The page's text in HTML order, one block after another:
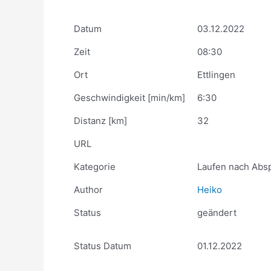
Datum
03.12.2022
Zeit
08:30
Ort
Ettlingen
Geschwindigkeit [min/km]
6:30
Distanz [km]
32
URL
Kategorie
Laufen nach
Author
Heiko
Status
geändert
Status Datum 01.12.2022